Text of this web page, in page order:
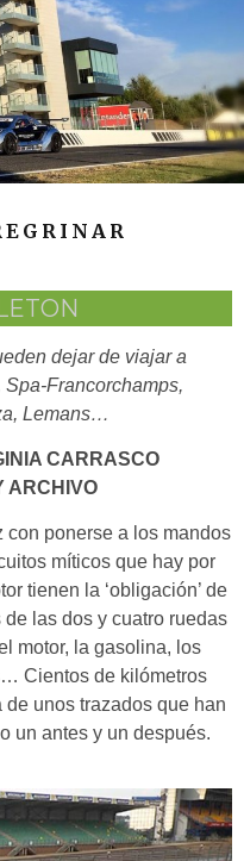
dejar de viajar a
Spa-Francorchamps,
Lemans…
CARRASCO
ARCHIVO
ponerse a los mandos
míticos que hay por
tienen la ‘obligación’ de
las dos y cuatro ruedas
motor, la gasolina, los
Cientos de kilómetros
unos trazados que han
un antes y un después.